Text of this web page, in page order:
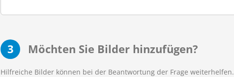
3 Möchten Sie Bilder hinzufügen?
Hilfreiche Bilder können bei der Beantwortung der Frage weiterhelfen.